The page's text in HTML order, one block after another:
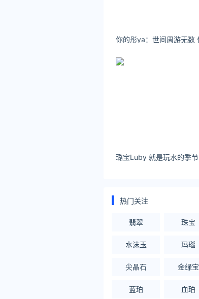
璐宝Luby 就是玩水的季节
热门关注
翡翠 珠宝
水沫玉 玛瑙
尖晶石 金绿宝
蓝珀 血珀